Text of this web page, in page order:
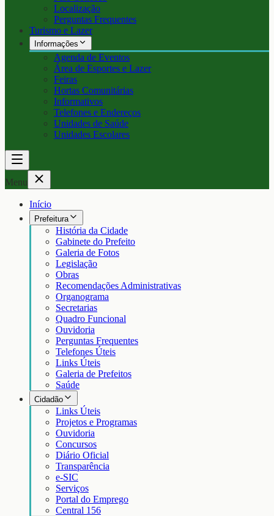
Localização
Perguntas Frequentes
Turismo e Lazer
Informações
Agenda de Eventos
Área de Esportes e Lazer
Feiras
Hortas Comunitárias
Informativos
Telefones e Endereços
Unidades de Saúde
Unidades Escolares
Menu
Início
Prefeitura
História da Cidade
Gabinete do Prefeito
Galeria de Fotos
Legislação
Obras
Recomendações Administrativas
Organograma
Secretarias
Quadro Funcional
Ouvidoria
Perguntas Frequentes
Telefones Úteis
Links Úteis
Galeria de Prefeitos
Saúde
Cidadão
Links Úteis
Projetos e Programas
Ouvidoria
Concursos
Diário Oficial
Transparência
e-SIC
Serviços
Portal do Emprego
Central 156